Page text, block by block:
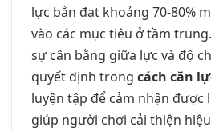
lực bắn đạt khoảng 70-80%
vào các mục tiêu ở tầm
sự cân bằng giữa lực và độ
quyết định trong cách căn
luyện tập để cảm nhận được
giúp người chơi cải thiện